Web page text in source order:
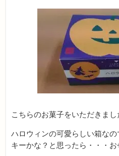
こちらのお菓子をいただきまし
ハロウィンの可愛らしい箱な
キーかな？と思ったら・・・お